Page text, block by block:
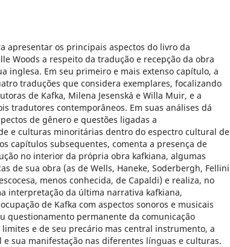
apresentar os principais aspectos do livro da
Woods a respeito da tradução e recepção da obra
inglesa. Em seu primeiro e mais extenso capítulo, a
traduções que considera exemplares, focalizando
de Kafka, Milena Jesenská e Willa Muir, e a
tradutores contemporâneos. Em suas análises dá
de gênero e questões ligadas a
e culturas minoritárias dentro do espectro cultural de
capítulos subsequentes, comenta a presença de
no interior da própria obra kafkiana, algumas
de sua obra (as de Wells, Haneke, Soderbergh, Fellini
menos conhecida, de Capaldi) e realiza, no
interpretação da última narrativa kafkiana,
de Kafka com aspectos sonoros e musicais
questionamento permanente da comunicação
limites e de seu precário mas central instrumento, a
sua manifestação nas diferentes línguas e culturas.